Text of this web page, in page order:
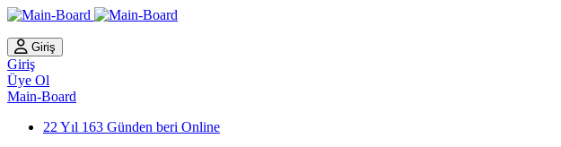
Giriş
Giriş
Üye Ol
Main-Board
22 Yıl 163 Günden beri Online